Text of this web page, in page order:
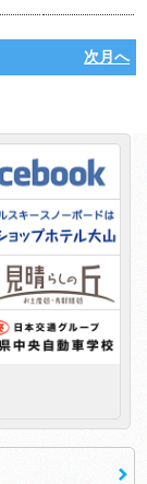
次月へ